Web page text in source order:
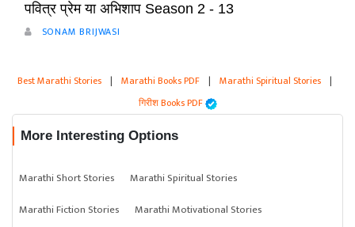
पवित्र प्रेम या अभिशाप Season 2 - 13
SONAM BRIJWASI
Best Marathi Stories | Marathi Books PDF | Marathi Spiritual Stories |
गिरीश Books PDF
More Interesting Options
Marathi Short Stories
Marathi Spiritual Stories
Marathi Fiction Stories
Marathi Motivational Stories